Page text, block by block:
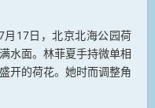
17日，北京北海公园荷
水面。林菲夏手持微单相
开的荷花。她时而调整角
记录夏日北海的清雅与生